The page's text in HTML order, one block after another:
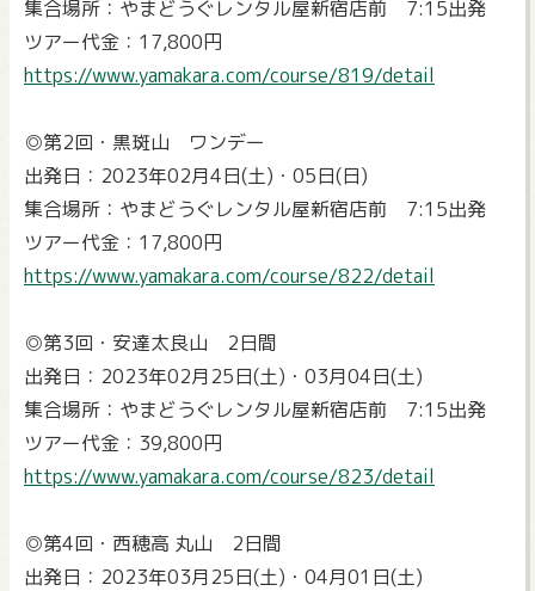
集合場所：やまどうぐレンタル屋新宿店前 7:15出発
ツアー代金：17,800円
https://www.yamakara.com/course/819/detail
◎第2回・黒斑山 ワンデー
出発日：2023年02月4日(土)・05日(日)
集合場所：やまどうぐレンタル屋新宿店前 7:15出発
ツアー代金：17,800円
https://www.yamakara.com/course/822/detail
◎第3回・安達太良山 2日間
出発日：2023年02月25日(土)・03月04日(土)
集合場所：やまどうぐレンタル屋新宿店前 7:15出発
ツアー代金：39,800円
https://www.yamakara.com/course/823/detail
◎第4回・西穂高 丸山 2日間
出発日：2023年03月25日(土)・04月01日(土)